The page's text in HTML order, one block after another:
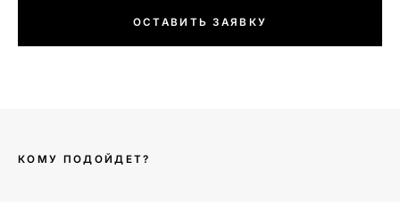
ОСТАВИТЬ ЗАЯВКУ
КОМУ ПОДОЙДЕТ?